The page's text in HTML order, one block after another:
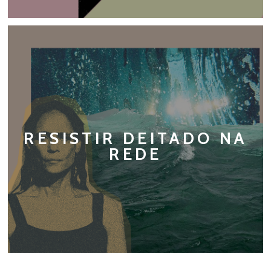
RESISTIR DEITADO NA
REDE